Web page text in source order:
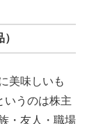
美味しいも
いうのは株主
・友人・職場